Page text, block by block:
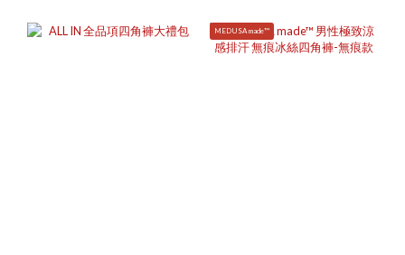
MEDUSA made™